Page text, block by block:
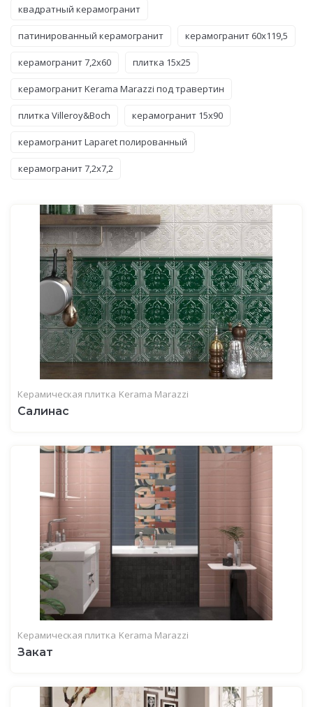
квадратный керамогранит
патинированный керамогранит керамогранит 60x119,5
керамогранит 7,2x60 плитка 15x25
керамогранит Kerama Marazzi под травертин
плитка Villeroy&Boch керамогранит 15x90
керамогранит Laparet полированный
керамогранит 7,2x7,2
Керамическая плитка Kerama Marazzi
Салинас
Керамическая плитка Kerama Marazzi
Закат